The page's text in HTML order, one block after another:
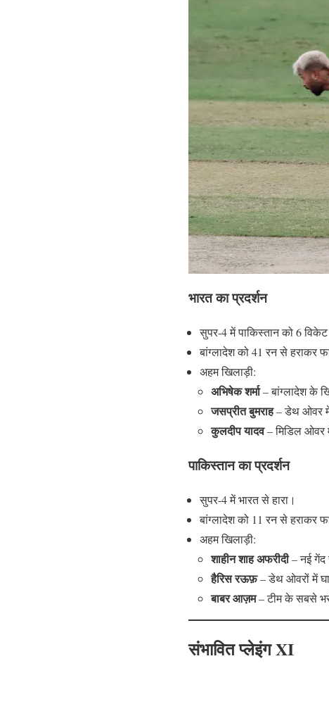
भारत का प्रदर्शन
सुपर-4 में पाकिस्तान को 6 विकेट
बांग्लादेश को 41 रन से हराकर
अहम खिलाड़ी:
अभिषेक शर्मा– बांग्लादेश के
जसप्रीत बुमराह– डेथ ओवर में
कुलदीप यादव– मिडिल ओवर
पाकिस्तान का प्रदर्शन
सुपर-4 में भारत से हारा।
बांग्लादेश को 11 रन से हराकर
अहम खिलाड़ी:
शाहीन शाह अफरीदी– नई गेंद
हैरिस रऊफ़– डेथ ओवरों में
बाबर आज़म– टीम के सबसे
संभावित प्लेइंग XI